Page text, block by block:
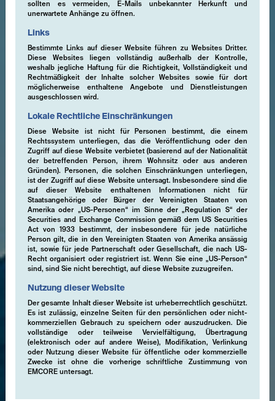
sollten es vermeiden, E-Mails unbekannter Herkunft und
unerwartete Anhänge zu öffnen.
Links
Bestimmte Links auf dieser Website führen zu Websites Dritter.
Diese Websites liegen vollständig außerhalb der Kontrolle,
weshalb jegliche Haftung für die Richtigkeit, Vollständigkeit und
Rechtmäßigkeit der Inhalte solcher Websites sowie für dort
möglicherweise enthaltene Angebote und Dienstleistungen
ausgeschlossen wird.
Lokale Rechtliche Einschränkungen
Diese Website ist nicht für Personen bestimmt, die einem
Rechtssystem unterliegen, das die Veröffentlichung oder den
Zugriff auf diese Website verbietet (basierend auf der Nationalität
der betreffenden Person, ihrem Wohnsitz oder aus anderen
Gründen). Personen, die solchen Einschränkungen unterliegen,
ist der Zugriff auf diese Website untersagt. Insbesondere sind die
auf dieser Website enthaltenen Informationen nicht für
Staatsangehörige oder Bürger der Vereinigten Staaten von
Amerika oder „US-Personen“ im Sinne der „Regulation S“ der
Securities and Exchange Commission gemäß dem US Securities
Act von 1933 bestimmt, der insbesondere für jede natürliche
Person gilt, die in den Vereinigten Staaten von Amerika ansässig
ist, sowie für jede Partnerschaft oder Gesellschaft, die nach US-
Recht organisiert oder registriert ist. Wenn Sie eine „US-Person“
sind, sind Sie nicht berechtigt, auf diese Website zuzugreifen.
Nutzung dieser Website
Der gesamte Inhalt dieser Website ist urheberrechtlich geschützt.
Es ist zulässig, einzelne Seiten für den persönlichen oder nicht-
kommerziellen Gebrauch zu speichern oder auszudrucken. Die
vollständige oder teilweise Vervielfältigung, Übertragung
(elektronisch oder auf andere Weise), Modifikation, Verlinkung
oder Nutzung dieser Website für öffentliche oder kommerzielle
Zwecke ist ohne die vorherige schriftliche Zustimmung von
EMCORE untersagt.